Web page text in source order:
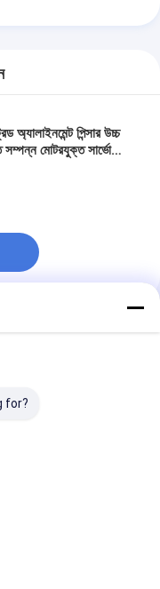
অ্যালাইনমেন্ট পিন্সার উচ্চ
সম্পন্ন মোটরযুক্ত সার্ভো
for?